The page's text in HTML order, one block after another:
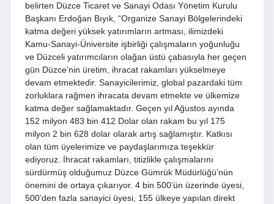
belirten Düzce Ticaret ve Sanayi Odası Yönetim Kurulu
Başkanı Erdoğan Bıyık, “Organize Sanayi Bölgelerindeki
katma değeri yüksek yatırımların artması, ilimizdeki
Kamu-Sanayi-Üniversite işbirliği çalışmaların yoğunluğu
ve Düzceli yatırımcıların olağan üstü çabasıyla her geçen
gün Düzce’nin üretim, ihracat rakamları yükselmeye
devam etmektedir. Sanayicilerimiz, global pazardaki tüm
zorluklara rağmen ihracata devam etmekte ve ülkemize
katma değer sağlamaktadır. Geçen yıl Ağustos ayında
152 milyon 483 bin 412 Dolar olan rakam bu yıl 175
milyon 2 bin 628 dolar olarak artış sağlamıştır. Katkısı
olan tüm üyelerimize ve paydaşlarımıza teşekkür
ediyoruz. İhracat rakamları, titizlikle çalışmalarını
sürdürmüş olduğumuz Düzce Gümrük Müdürlüğü’nün
önemini de ortaya çıkarıyor. 4 bin 500’ün üzerinde üyesi,
500’den fazla sanayici üyesi, 155 ülkeye yapılan direkt